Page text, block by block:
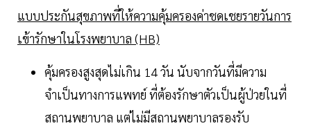
แบบประกันสุขภาพที่ให้ความคุ้มครองค่าชดเชยรายวันการ
เข้ารักษาในโรงพยาบาล (HB)
คุ้มครองสูงสุดไม่เกิน 14 วัน นับจากวันที่มีความ
จำเป็นทางการแพทย์ ที่ต้องรักษาตัวเป็นผู้ป่วยในที่
สถานพยาบาล แต่ไม่มีสถานพยาบาลรองรับ